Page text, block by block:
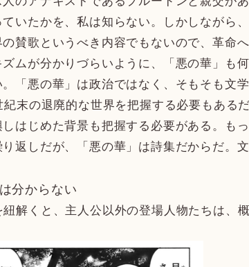
いたかを、私は知らない。しかしながら
賛歌というべき内容でもないので、革命
ムが分かりづらいように、「悪の華」も
「悪の華」は政治ではなく、そもそも文学
末の退廃的な世界を把握する必要もある
はじめた背景も把握する必要がある。も
返しだが、「悪の華」は詩集だからだ。
分からない
紐解くと、主人公以外の登場人物たちは、